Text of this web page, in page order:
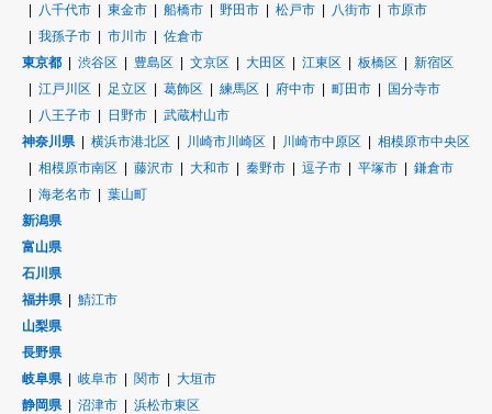
八千代市
東金市 船橋市 野田市 松戸市 八街市
市原市
我孫子市
市川市
佐倉市
東京都
渋谷区 豊島区 文京区 大田区 江東区 板橋区
新宿区
江戸川区
足立区 葛飾区 練馬区 府中市 町田市
国分寺市
八王子市
日野市
武蔵村山市
神奈川県
横浜市港北区 川崎市川崎区 川崎市中原区
相模原市中央区
相模原市南区
藤沢市 大和市 秦野市 逗子市 平塚市
鎌倉市
海老名市
葉山町
新潟県
富山県
石川県
福井県
鯖江市
山梨県
長野県
岐阜県
岐阜市 関市
大垣市
静岡県
沼津市
浜松市東区